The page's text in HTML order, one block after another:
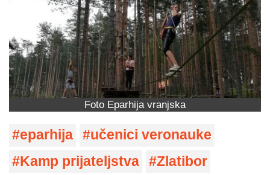
Foto Eparhija vranjska
eparhija
učenici veronauke
Kamp prijateljstva
Zlatibor